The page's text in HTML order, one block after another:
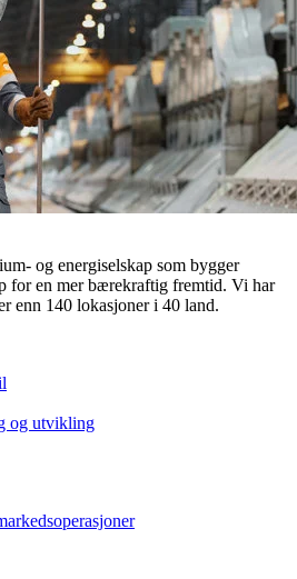
og energiselskap som bygger
for en mer bærekraftig fremtid. Vi har
enn 140 lokasjoner i 40 land.
og utvikling